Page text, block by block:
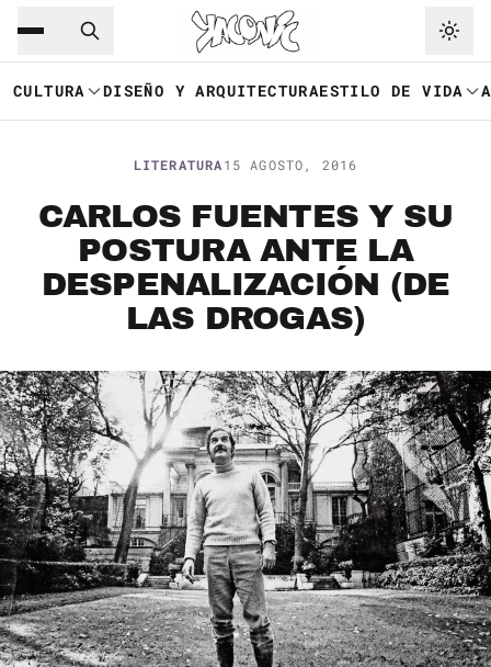
Saltar al contenido principal
CULTURA DISEÑO Y ARQUITECTURAESTILO DE VIDA
LITERATURA15 AGOSTO, 2016
CARLOS FUENTES Y SU
POSTURA ANTE LA
DESPENALIZACIÓN (DE
LAS DROGAS)